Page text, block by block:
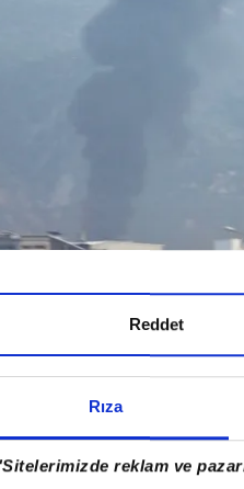
Rıza
reklam ve
Reddet